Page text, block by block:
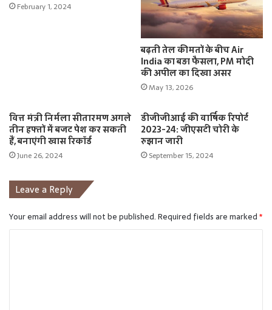
February 1, 2024
बढ़ती तेल कीमतों के बीच Air
India का बड़ा फैसला, PM मोदी
की अपील का दिखा असर
May 13, 2026
वित्त मंत्री निर्मला सीतारमण अगले
तीन हफ्तों में बजट पेश कर सकती
हैं, बनाएंगी खास रिकॉर्ड
June 26, 2024
डीजीजीआई की वार्षिक रिपोर्ट
2023-24: जीएसटी चोरी के
रुझान जारी
September 15, 2024
Leave a Reply
Your email address will not be published.Required fields are marked*